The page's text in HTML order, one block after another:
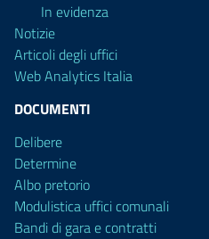
In evidenza
Notizie
Articoli degli uffici
Web Analytics Italia
DOCUMENTI
Delibere
Determine
Albo pretorio
Modulistica uffici comunali
Bandi di gara e contratti